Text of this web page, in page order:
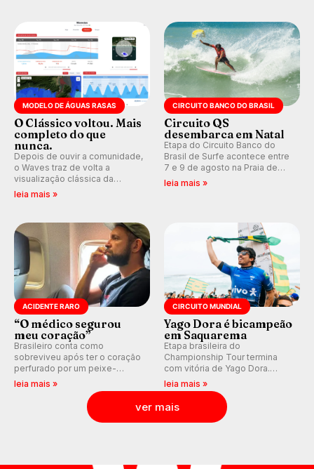
Kelly Slater convidado.
MODELO DE ÁGUAS RASAS
O Clássico voltou. Mais
completo do que
nunca.
Depois de ouvir a comunidade,
o Waves traz de volta a
visualização clássica da
previsão de águas rasas,
ondas para até 16 dias.
leia mais »
CIRCUITO BANCO DO BRASIL
Circuito QS
desembarca em Natal
Etapa do Circuito Banco do
Brasil de Surfe acontece entre
7 e 9 de agosto na Praia de
Miami (RN), em disputas
leia mais »
ACIDENTE RARO
“O médico segurou
meu coração”
Brasileiro conta como
sobreviveu após ter o coração
perfurado por um peixe-
agulha enquanto surfava na
leia mais »
CIRCUITO MUNDIAL
Yago Dora é bicampeão
em Saquarema
Etapa brasileira do
Championship Tour termina
com vitória de Yago Dora.
Sawyer Lindblad vence entre
as mulheres e Leonardo
Fioravanti assume liderança do
ranking mundial da WSL, na
etapa de Saquarema.
leia mais »
ver mais